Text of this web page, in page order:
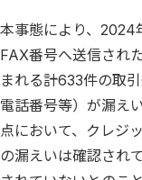
本事態により、2024
FAX番号へ送信され
まれる計633件の取
電話番号等）が漏え
点において、クレジ
の漏えいは確認され